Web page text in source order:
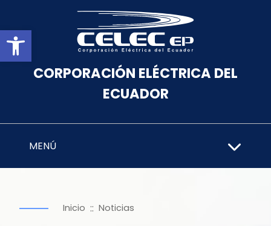
Abrir barra de herramientas
CORPORACIÓN ELÉCTRICA DEL
ECUADOR
MENÚ
Inicio :: Noticias